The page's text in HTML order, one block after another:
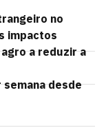
no
impactos
a reduzir a
semana desde